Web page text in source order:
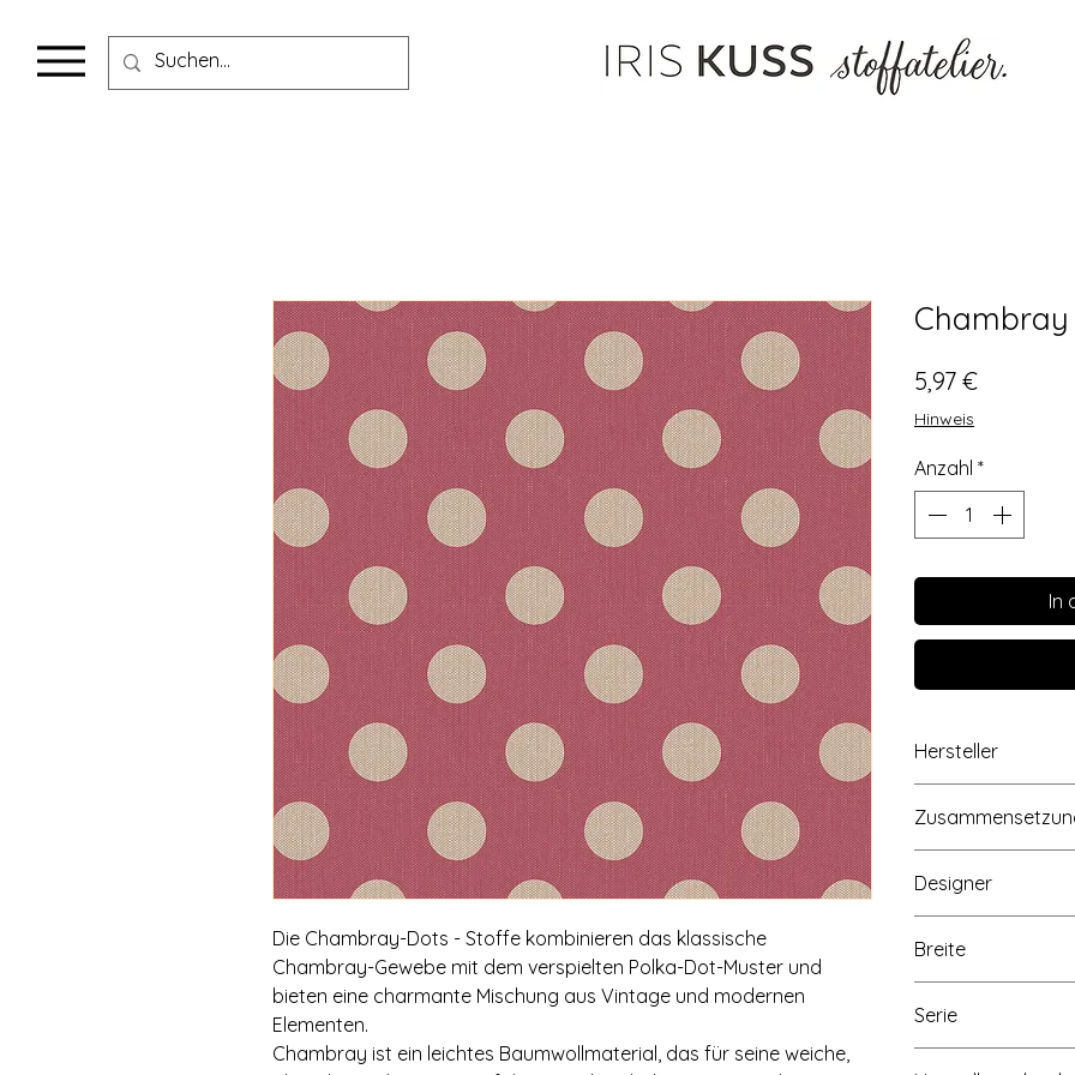
Die Chambray-Dots - Stoffe kombinieren das klassische
Chambray-Gewebe mit dem verspielten Polka-Dot-Muster und
bieten eine charmante Mischung aus Vintage und modernen
Elementen.
Chambray ist ein leichtes Baumwollmaterial, das für seine weiche,
5,97 €Preis
Hinweis
Anzahl *
In
Hersteller
Norwegen,
Designer
Breite
Serie